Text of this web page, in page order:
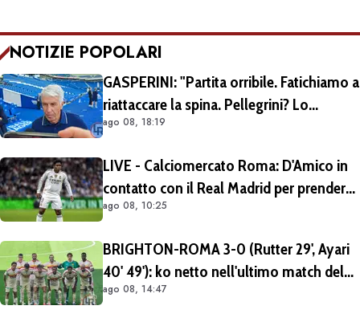
NOTIZIE POPOLARI
GASPERINI: "Partita orribile. Fatichiamo a
riattaccare la spina. Pellegrini? Lo
rivedremo in campo tra un mese.
ago 08, 18:19
LIVE - Calciomercato Roma: D'Amico in
contatto con il Real Madrid per prendere
Endrick in prestito con diritto di riscatto.
ago 08, 10:25
BRIGHTON-ROMA 3-0 (Rutter 29', Ayari
40' 49'): ko netto nell'ultimo match del
tour britannico (FOTO e VIDEO)
ago 08, 14:47